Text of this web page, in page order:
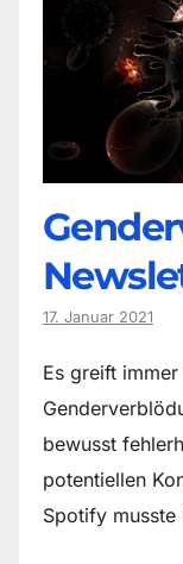
17. Januar 2021
Es greift
bewusst
potentiellen
Spotify